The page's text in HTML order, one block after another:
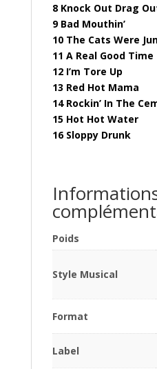
8 Knock Out Drag
9 Bad Mouthin’
10 The Cats Were
11 A Real Good Time
12 I’m Tore Up
13 Red Hot Mama
14 Rockin’ In The
15 Hot Hot Water
16 Sloppy Drunk
Poids
Style Musical
Format
Label